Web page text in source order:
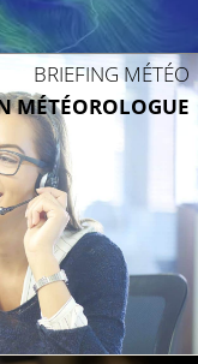
BRIEFING MÉTÉO
MÉTÉOROLOGUE